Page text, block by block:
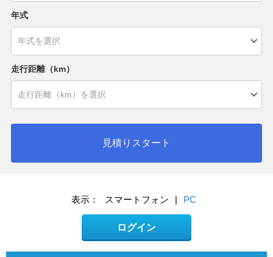
年式
走行距離（km）
見積りスタート
表示： スマートフォン | PC
ログイン